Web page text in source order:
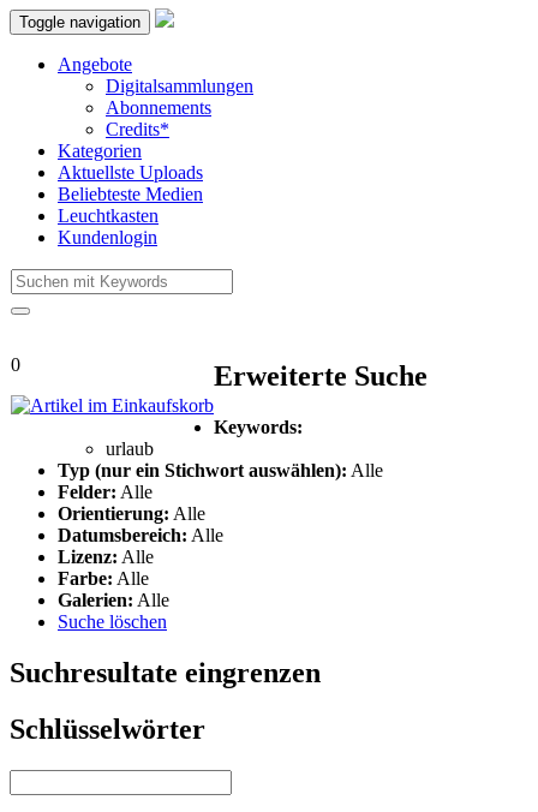
Toggle navigation
Angebote
Digitalsammlungen
Abonnements
Credits*
Kategorien
Aktuellste Uploads
Beliebteste Medien
Leuchtkasten
Kundenlogin
0 Erweiterte Suche
Keywords:
urlaub
Typ (nur ein Stichwort auswählen): Alle
Felder: Alle
Orientierung: Alle
Datumsbereich: Alle
Lizenz: Alle
Farbe: Alle
Galerien: Alle
Suche löschen
Suchresultate eingrenzen
Schlüsselwörter